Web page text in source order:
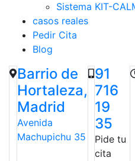
Sistema KIT-
casos reales
Pedir Cita
Blog
Barrio de
Hortaleza,
Madrid
Avenida
Machupichu 35
91
716
19
35
Pide tu
cita